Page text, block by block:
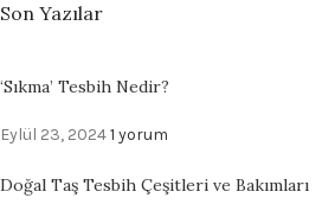
Son Yazılar
‘Sıkma’ Tesbih Nedir?
Eylül 23, 20241 yorum
Doğal Taş Tesbih Çeşitleri ve Bakımları